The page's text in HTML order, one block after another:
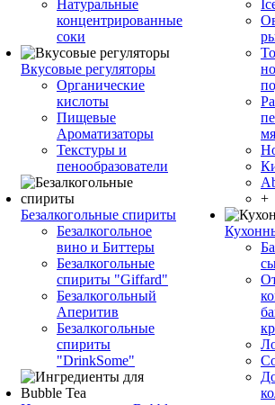
Натуральные
концентрированные
соки
Вкусовые регуляторы
Органические
кислоты
Пищевые
Ароматизаторы
Текстуры и
пенообразователи
Безалкогольные спириты
Безалкогольное
вино и Биттеры
Безалкогольные
спириты "Giffard"
Безалкогольный
Аперитив
Безалкогольные
спириты
"DrinkSome"
+